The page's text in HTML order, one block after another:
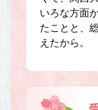
いろな方面
たことと、
えたから。